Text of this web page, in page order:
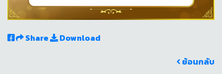
Share
Download
ย้อนกลับ